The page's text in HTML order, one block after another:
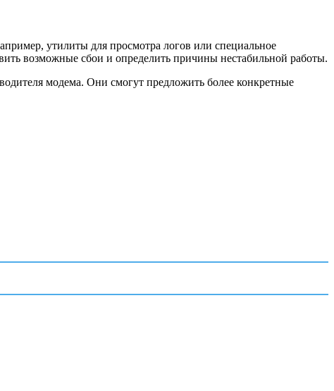
утилиты для просмотра логов или специальное
возможные сбои и определить причины нестабильной работы.
модема. Они смогут предложить более конкретные